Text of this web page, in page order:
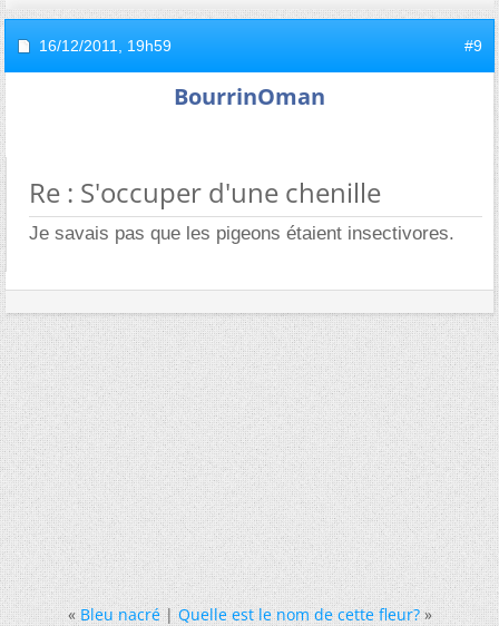
16/12/2011, 19h59 #9
BourrinOman
Re : S'occuper d'une chenille
Je savais pas que les pigeons étaient insectivores.
« Bleu nacré|Quelle est le nom de cette fleur? »